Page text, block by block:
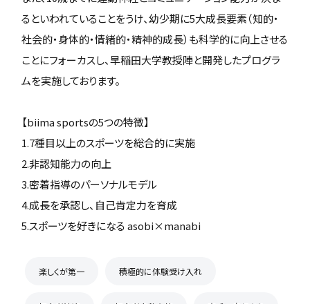
るといわれていることをうけ、幼少期に5大成長要素（知的・
社会的・身体的・情緒的・精神的成長）も科学的に向上させる
ことにフォーカスし、早稲田大学教授陣と開発したプログラ
ムを実施しております。
【biima sportsの5つの特徴】
1.7種目以上のスポーツを総合的に実施
2.非認知能力の向上
3.密着指導のパーソナルモデル
4.成長を承認し、自己肯定力を育成
5.スポーツを好きになる asobi×manabi
楽しくが第一 積極的に体験受け入れ